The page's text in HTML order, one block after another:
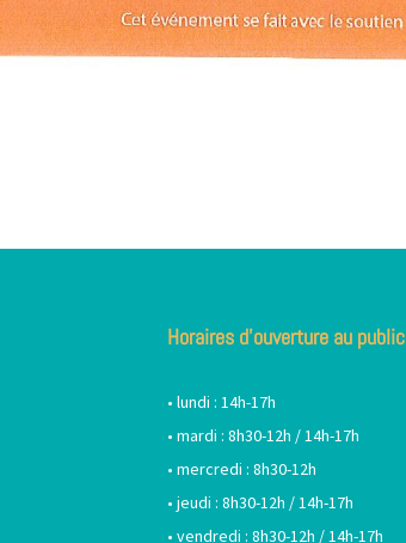
Horaires d’ouverture au public
• lundi : 14h-17h
• mardi : 8h30-12h / 14h-17h
• mercredi : 8h30-12h
• jeudi : 8h30-12h / 14h-17h
• vendredi : 8h30-12h / 14h-17h